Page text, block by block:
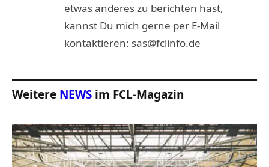
etwas anderes zu berichten hast,
kannst Du mich gerne per E-Mail
kontaktieren: sas@fclinfo.de
Weitere NEWS im FCL-Magazin